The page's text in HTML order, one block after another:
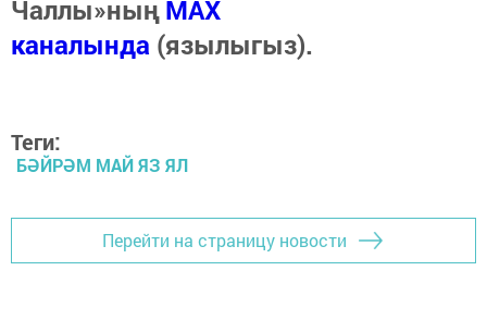
Чаллы»ныңMAX
каналында (язылыгыз).
Теги:
БӘЙРӘМ МАЙ ЯЗ ЯЛ
Перейти на страницу новости